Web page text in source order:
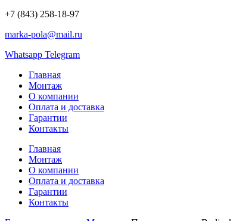
+7 (843) 258-18-97
marka-pola@mail.ru
Whatsapp Telegram
Главная
Монтаж
О компании
Оплата и доставка
Гарантии
Контакты
Главная
Монтаж
О компании
Оплата и доставка
Гарантии
Контакты